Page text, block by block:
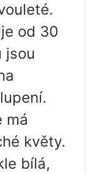
od 30
jsou
má
květy.
bílá,